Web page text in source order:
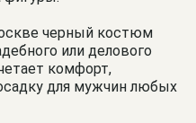
черный костюм
или делового
комфорт,
для мужчин любых